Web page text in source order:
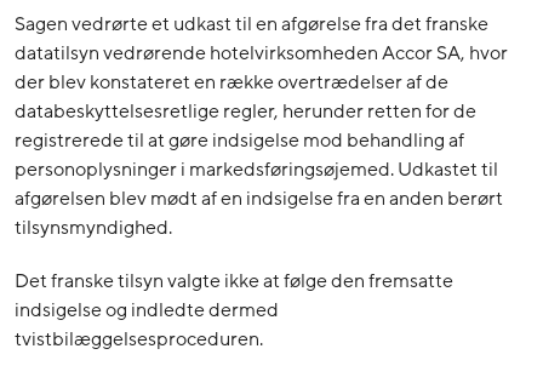
Sagen vedrørte et udkast til en afgørelse fra det franske
datatilsyn vedrørende hotelvirksomheden Accor SA, hvor
der blev konstateret en række overtrædelser af de
databeskyttelsesretlige regler, herunder retten for de
registrerede til at gøre indsigelse mod behandling af
personoplysninger i markedsføringsøjemed. Udkastet til
afgørelsen blev mødt af en indsigelse fra en anden berørt
tilsynsmyndighed.
Det franske tilsyn valgte ikke at følge den fremsatte
indsigelse og indledte dermed
tvistbilæggelsesproceduren.